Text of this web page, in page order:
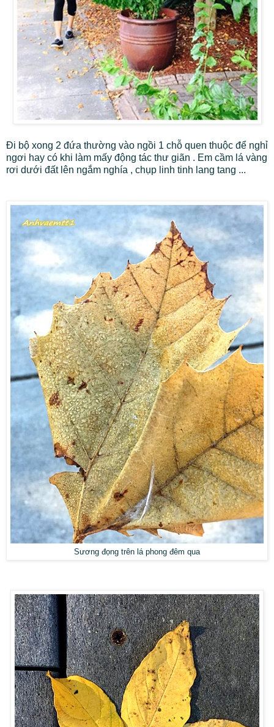
Đi bộ xong 2 đứa thường vào ngồi 1 chỗ quen thuộc để nghỉ
ngơi hay có khi làm mấy động tác thư giãn . Em cầm lá vàng
rơi dưới đất lên ngắm nghía , chụp linh tinh lang tang ...
Sương đọng trên lá phong đêm qua